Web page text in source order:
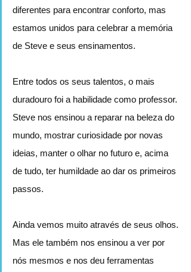
diferentes para encontrar conforto, mas
estamos unidos para celebrar a memória
de Steve e seus ensinamentos.
Entre todos os seus talentos, o mais
duradouro foi a habilidade como professor.
Steve nos ensinou a reparar na beleza do
mundo, mostrar curiosidade por novas
ideias, manter o olhar no futuro e, acima
de tudo, ter humildade ao dar os primeiros
passos.
Ainda vemos muito através de seus olhos.
Mas ele também nos ensinou a ver por
nós mesmos e nos deu ferramentas